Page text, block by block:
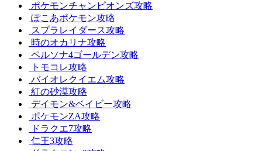
ポケモンチャンピオンズ攻略
ぽこあポケモン攻略
スプラレイダース攻略
時のオカリナ攻略
ペルソナ4ゴールデン攻略
トモコレ攻略
バイオレクイエム攻略
紅の砂漠攻略
デイモン&ベイビー攻略
ポケモンZA攻略
ドラクエ7攻略
仁王3攻略